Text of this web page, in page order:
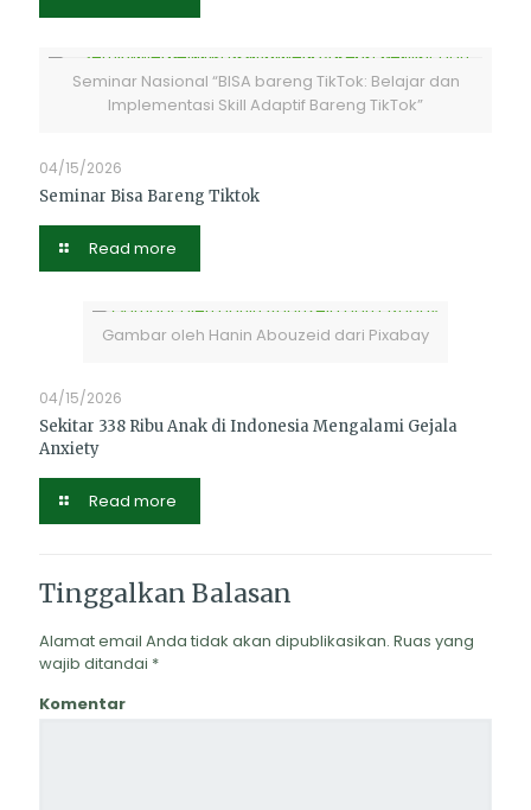
Seminar Nasional “BISA bareng TikTok: Belajar dan
Implementasi Skill Adaptif Bareng TikTok”
04/15/2026
Seminar Bisa Bareng Tiktok
Read more
Gambar oleh Hanin Abouzeid dari Pixabay
04/15/2026
Sekitar 338 Ribu Anak di Indonesia Mengalami Gejala
Anxiety
Read more
Tinggalkan Balasan
Alamat email Anda tidak akan dipublikasikan. Ruas yang
wajib ditandai *
Komentar